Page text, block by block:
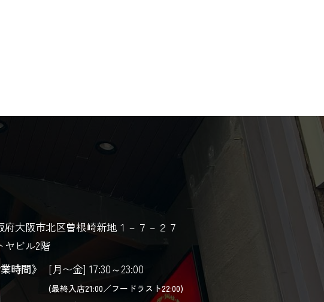
府大阪市北区曽根崎新地１－７－２７
ヤビル2階
時間》
[月〜金] 17:30～23:00
(最終入店21:00／フードラスト22:00)